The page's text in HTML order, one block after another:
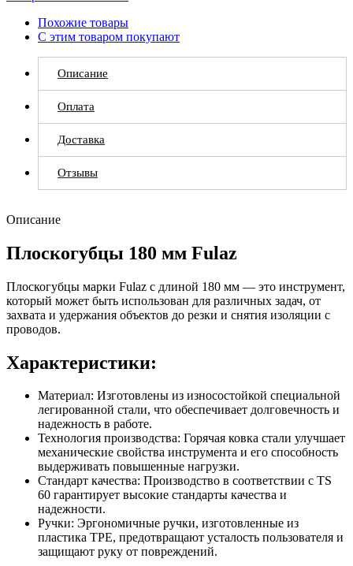
Похожие товары
С этим товаром покупают
Описание
Оплата
Доставка
Отзывы
Описание
Плоскогубцы 180 мм Fulaz
Плоскогубцы марки Fulaz с длиной 180 мм — это инструмент,
который может быть использован для различных задач, от
захвата и удержания объектов до резки и снятия изоляции с
проводов.
Характеристики:
Материал: Изготовлены из износостойкой специальной
легированной стали, что обеспечивает долговечность и
надежность в работе.
Технология производства: Горячая ковка стали улучшает
механические свойства инструмента и его способность
выдерживать повышенные нагрузки.
Стандарт качества: Производство в соответствии с TS
60 гарантирует высокие стандарты качества и
надежности.
Ручки: Эргономичные ручки, изготовленные из
пластика TPE, предотвращают усталость пользователя и
защищают руку от повреждений.